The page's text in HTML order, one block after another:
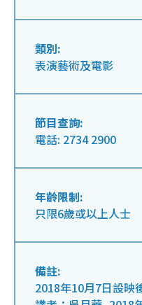
類別:
表演藝術及電影
節目查詢:
電話: 2734 2900
年齡限制:
只限6歲或以上人士
備註:
2018年10月7日設映